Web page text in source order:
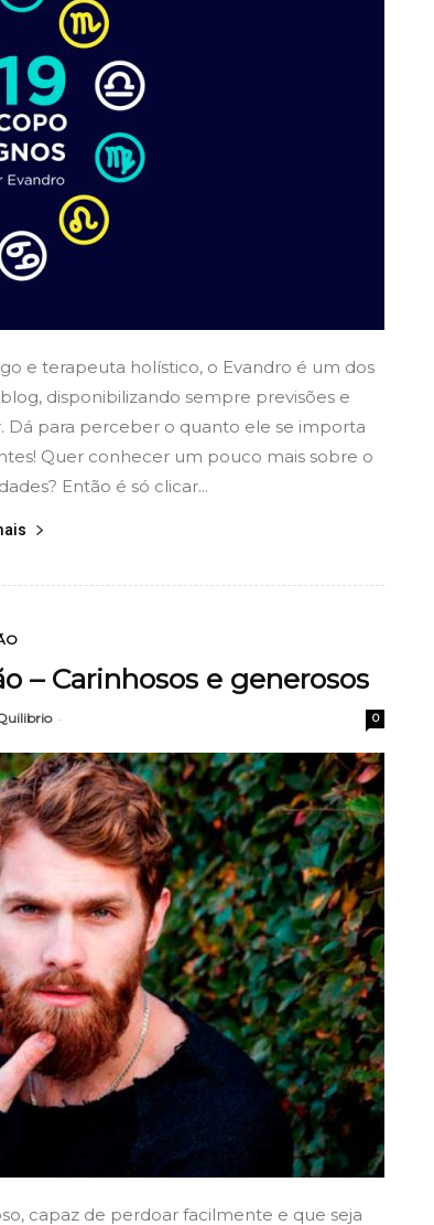
e terapeuta holístico, o Evandro é um dos
disponibilizando sempre previsões e
Dá para perceber o quanto ele se importa
Quer conhecer um pouco mais sobre o
Então é só clicar...
– Carinhosos e generosos
- 0
capaz de perdoar facilmente e que seja